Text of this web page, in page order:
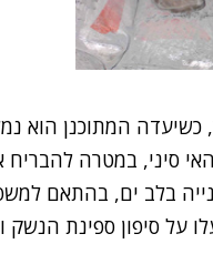
המתוכנן הוא
סיני, במטרה
בלב ים, בהתאם
על סיפון ספינת